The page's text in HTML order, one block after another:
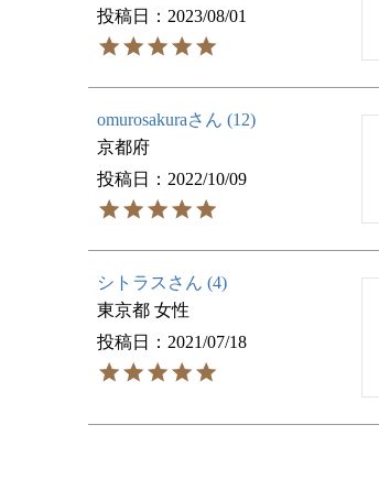
投稿日
2023/08/01
omurosakura
12
京都府
投稿日
2022/10/09
シトラス
4
東京都 女性
投稿日
2021/07/18